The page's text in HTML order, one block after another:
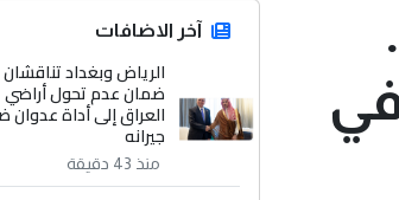
في
آخر الاضافات
الرياض وبغداد تناقشان
ضمان عدم تحول أراضي
العراق إلى أداة عدوان
جيرانه
منذ 43 دقيقة